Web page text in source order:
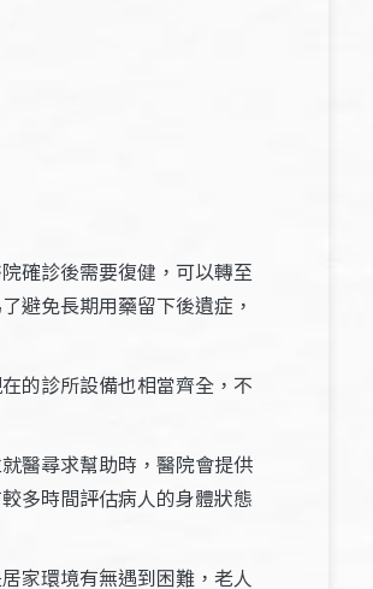
確診後需要復健，可以轉至
避免長期用藥留下後遺症，
的診所設備也相當齊全，不
醫尋求幫助時，醫院會提供
多時間評估病人的身體狀態
家環境有無遇到困難，老人